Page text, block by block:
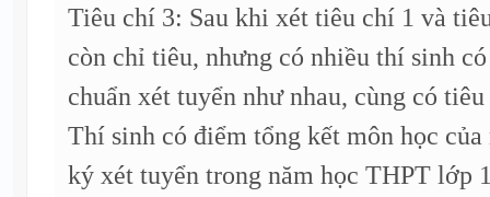
Tiêu chí 3: Sau khi xét tiêu chí 1 và
còn chỉ tiêu, nhưng có nhiều thí sinh
chuẩn xét tuyển như nhau, cùng có
Thí sinh có điểm tổng kết môn học
ký xét tuyển trong năm học THPT lớp